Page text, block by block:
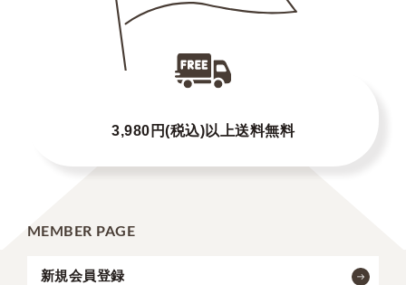
3,980円(税込)以上送料無料
MEMBER PAGE
新規会員登録